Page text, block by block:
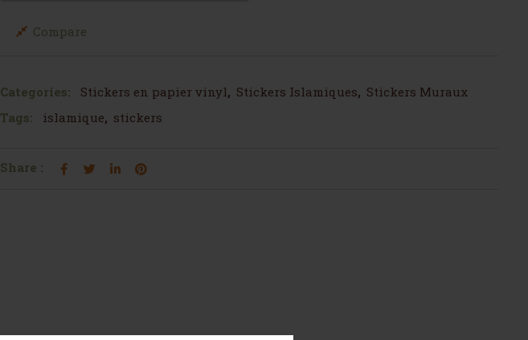
Compare
Categories: Stickers en papier vinyl, Stickers Islamiques, Stickers Muraux
Tags:
islamique, stickers
Share :